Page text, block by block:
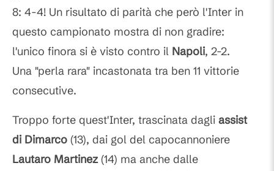
8: 4-4! Un risultato di parità che però l'Inter in
questo campionato mostra di non gradire:
l'unico finora si è visto contro il Napoli, 2-2.
Una "perla rara" incastonata tra ben 11 vittorie
consecutive.
Troppo forte quest'Inter, trascinata dagli assist
di Dimarco (13), dai gol del capocannoniere
Lautaro Martinez(14) ma anche dalle